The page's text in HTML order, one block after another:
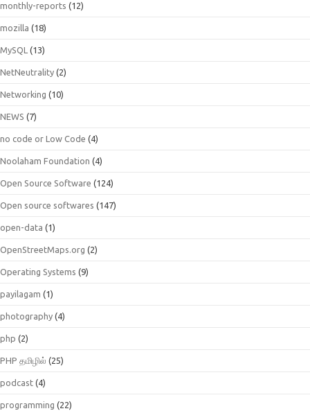
monthly-reports (12)
mozilla (18)
MySQL (13)
NetNeutrality (2)
Networking (10)
NEWS (7)
no code or Low Code (4)
Noolaham Foundation (4)
Open Source Software (124)
Open source softwares (147)
open-data (1)
OpenStreetMaps.org (2)
Operating Systems (9)
payilagam (1)
photography (4)
php (2)
PHP தமிழில் (25)
podcast (4)
programming (22)